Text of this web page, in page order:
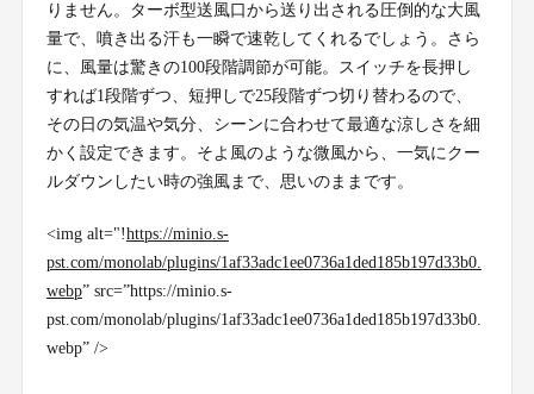
りません。ターボ型送風口から送り出される圧倒的な大風
量で、噴き出る汗も一瞬で速乾してくれるでしょう。さら
に、風量は驚きの100段階調節が可能。スイッチを長押し
すれば1段階ずつ、短押しで25段階ずつ切り替わるので、
その日の気温や気分、シーンに合わせて最適な涼しさを細
かく設定できます。そよ風のような微風から、一気にクー
ルダウンしたい時の強風まで、思いのままです。
<img alt="!https://minio.s-
pst.com/monolab/plugins/1af33adc1ee0736a1ded185b197d33b0.
webp” src=”https://minio.s-
pst.com/monolab/plugins/1af33adc1ee0736a1ded185b197d33b0.
webp” />